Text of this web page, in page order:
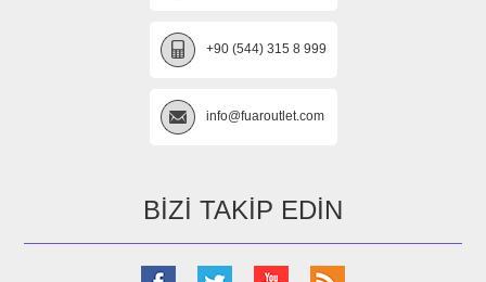
+90 (544) 315 8 999
info@fuaroutlet.com
BIZI TAKIP EDIN